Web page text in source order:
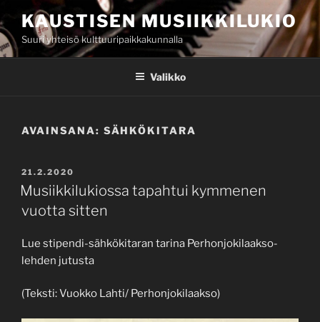
sisältöönKAUSTISEN MUSIIKKILUKIO
Suuri yhteisö kulttuuripaikkakunnalla
Valikko
AVAINSANA: SÄHKÖKITARA
JULKAISTU
21.2.2020
Musiikkilukiossa tapahtui kymmenen
vuotta sitten
Lue stipendi-sähkökitaran tarina Perhonjokilaakso-
lehden jutusta
(Teksti: Vuokko Lahti/ Perhonjokilaakso)